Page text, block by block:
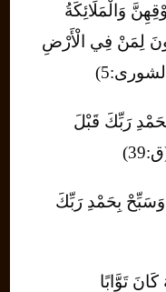
وَالْمَلَائِكَةُ
لِمَنْ فِي الْأَرْضِ
رَبِّكَ قَبْلَ
وَسَبِّحْ بِحَمْدِ رَبِّكَ
تَوَّابًا